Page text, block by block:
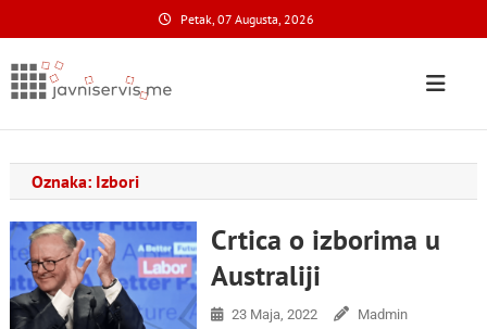
to
content
Petak, 07 Augusta, 2026
Javni Servis
Oznaka: Izbori
Crtica o izborima u
Australiji
23 Maja, 2022 Madmin